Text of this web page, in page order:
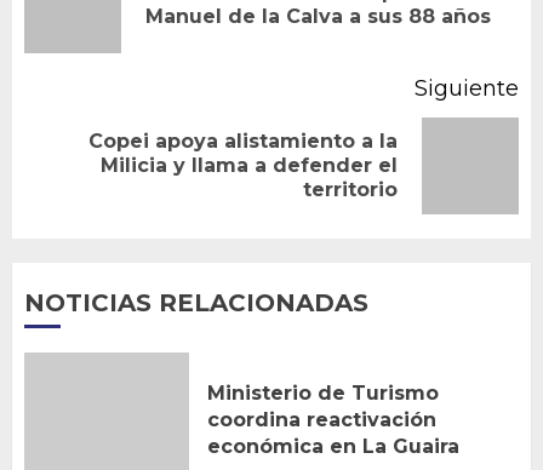
entradasManuel de la Calva a sus 88 años
Siguiente
Siguiente
Copei apoya alistamiento a la
Milicia y llama a defender el
territorio
NOTICIAS RELACIONADAS
Ministerio de Turismo
coordina reactivación
económica en La Guaira